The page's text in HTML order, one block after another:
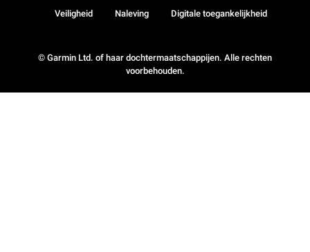
© Garmin Ltd. of haar dochtermaatschappijen. Alle rechten
voorbehouden.
Veiligheid Naleving Digitale toegankelijkheid